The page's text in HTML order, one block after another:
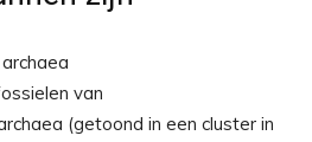
van
(getoond in een cluster in